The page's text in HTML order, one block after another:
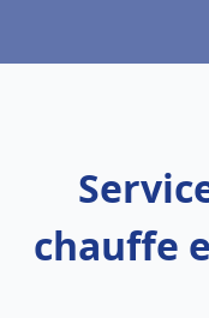
chauffe